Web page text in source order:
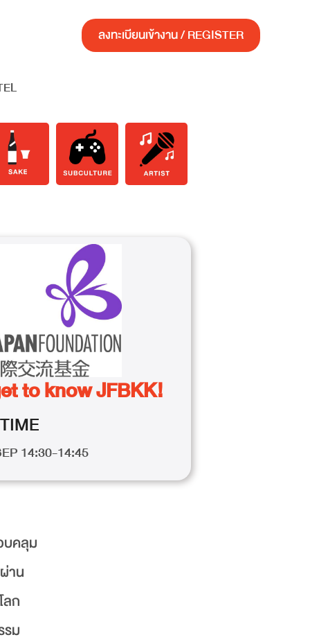
ลงทะเบียนเข้างาน / REGISTER
to know JFBKK!
14:30-14:45
บคลุม
าน
ก
ม